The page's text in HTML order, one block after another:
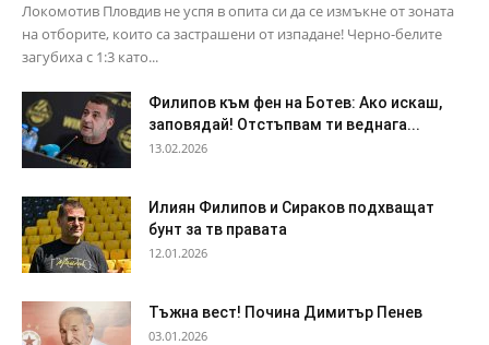
Локомотив Пловдив не успя в опита си да се измъкне от зоната
на отборите, които са застрашени от изпадане! Черно-белите
загубиха с 1:3 като...
Филипов към фен на Ботев: Ако искаш,
заповядай! Отстъпвам ти веднага...
13.02.2026
Илиян Филипов и Сираков подхващат
бунт за тв правата
12.01.2026
Тъжна вест! Почина Димитър Пенев
03.01.2026